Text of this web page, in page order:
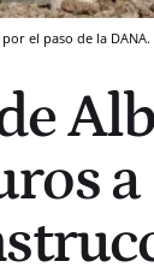
el paso de la DANA.